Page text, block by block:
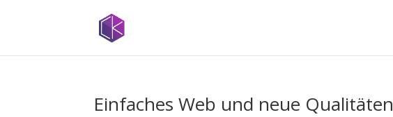
Einfaches Web und neue Qualitäten